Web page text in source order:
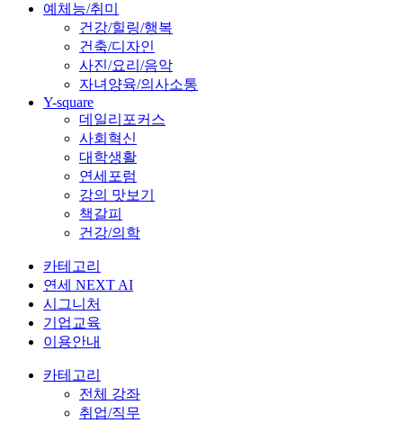
예체능/취미
건강/힐링/행복
건축/디자인
사진/요리/음악
자녀양육/의사소통
Y-square
데일리포커스
사회혁신
대학생활
연세포럼
강의 맛보기
책갈피
건강/의학
카테고리
연세 NEXT AI
시그니처
기업교육
이용안내
카테고리
전체 강좌
취업/직무